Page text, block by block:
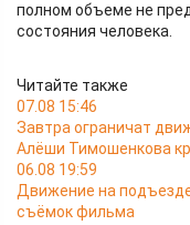
полном объеме не
состояния человека.
Читайте также
07.08 15:46
Завтра ограничат
Алёши Тимошенкова
06.08 19:59
Движение на
съёмок фильма